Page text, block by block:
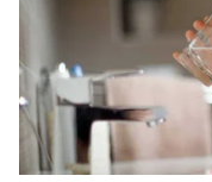
கிராமுக்கு
ஒன்றுக்கு ரூ.
24 கேரட் தங்கம்